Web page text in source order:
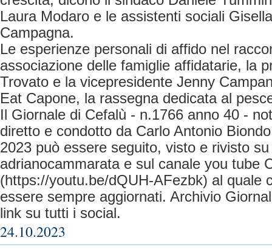
Laura Modaro e le assistenti sociali
Campagna.
Le esperienze personali di affido nel
associazione delle famiglie affidatarie, la
Trovato e la vicepresidente Jenny
Eat Capone, la rassegna dedicata al
Il Giornale di Cefalù - n.1766 anno 40 -
diretto e condotto da Carlo Antonio
2023 può essere seguito, visto e rivisto
adrianocammarata e sul canale you tube
(https://youtu.be/dQUH-AFezbk) al quale
essere sempre aggiornati. Archivio
link su tutti i social.
24.10.2023